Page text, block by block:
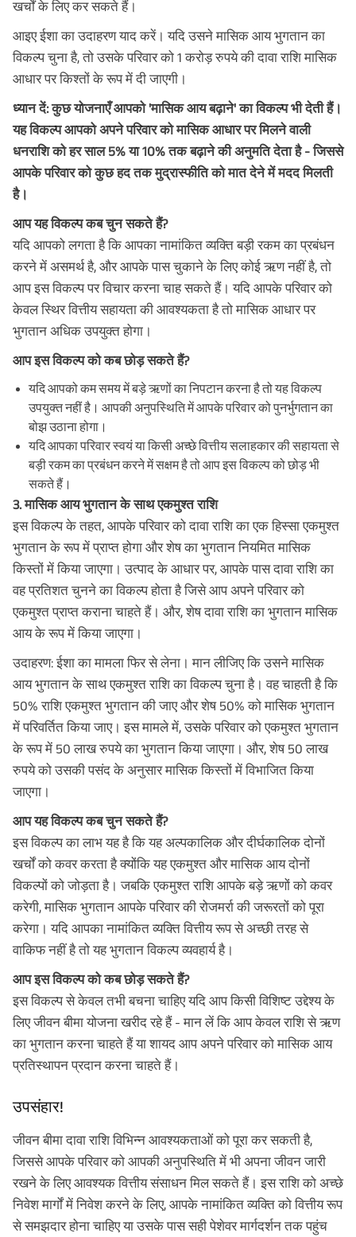
खर्चों के लिए कर सकते हैं।
आइए ईशा का उदाहरण याद करें। यदि उसने मासिक आय भुगतान का
विकल्प चुना है, तो उसके परिवार को 1 करोड़ रुपये की दावा राशि मासिक
आधार पर किश्तों के रूप में दी जाएगी।
ध्यान दें: कुछ योजनाएँ आपको 'मासिक आय बढ़ाने' का विकल्प भी देती हैं।
यह विकल्प आपको अपने परिवार को मासिक आधार पर मिलने वाली
धनराशि को हर साल 5% या 10% तक बढ़ाने की अनुमति देता है - जिससे
आपके परिवार को कुछ हद तक मुद्रास्फीति को मात देने में मदद मिलती
है।
आप यह विकल्प कब चुन सकते हैं?
यदि आपको लगता है कि आपका नामांकित व्यक्ति बड़ी रकम का प्रबंधन
करने में असमर्थ है, और आपके पास चुकाने के लिए कोई ऋण नहीं है, तो
आप इस विकल्प पर विचार करना चाह सकते हैं। यदि आपके परिवार को
केवल स्थिर वित्तीय सहायता की आवश्यकता है तो मासिक आधार पर
भुगतान अधिक उपयुक्त होगा।
आप इस विकल्प को कब छोड़ सकते हैं?
यदि आपको कम समय में बड़े ऋणों का निपटान करना है तो यह विकल्प
उपयुक्त नहीं है। आपकी अनुपस्थिति में आपके परिवार को पुनर्भुगतान का
बोझ उठाना होगा।
यदि आपका परिवार स्वयं या किसी अच्छे वित्तीय सलाहकार की सहायता से
बड़ी रकम का प्रबंधन करने में सक्षम है तो आप इस विकल्प को छोड़ भी
सकते हैं।
3. मासिक आय भुगतान के साथ एकमुश्त राशि
इस विकल्प के तहत, आपके परिवार को दावा राशि का एक हिस्सा एकमुश्त
भुगतान के रूप में प्राप्त होगा और शेष का भुगतान नियमित मासिक
किस्तों में किया जाएगा। उत्पाद के आधार पर, आपके पास दावा राशि का
वह प्रतिशत चुनने का विकल्प होता है जिसे आप अपने परिवार को
एकमुश्त प्राप्त कराना चाहते हैं। और, शेष दावा राशि का भुगतान मासिक
आय के रूप में किया जाएगा।
उदाहरण: ईशा का मामला फिर से लेना। मान लीजिए कि उसने मासिक
आय भुगतान के साथ एकमुश्त राशि का विकल्प चुना है। वह चाहती है कि
50% राशि एकमुश्त भुगतान की जाए और शेष 50% को मासिक भुगतान
में परिवर्तित किया जाए। इस मामले में, उसके परिवार को एकमुश्त भुगतान
के रूप में 50 लाख रुपये का भुगतान किया जाएगा। और, शेष 50 लाख
रुपये को उसकी पसंद के अनुसार मासिक किस्तों में विभाजित किया
जाएगा।
आप यह विकल्प कब चुन सकते हैं?
इस विकल्प का लाभ यह है कि यह अल्पकालिक और दीर्घकालिक दोनों
खर्चों को कवर करता है क्योंकि यह एकमुश्त और मासिक आय दोनों
विकल्पों को जोड़ता है। जबकि एकमुश्त राशि आपके बड़े ऋणों को कवर
करेगी, मासिक भुगतान आपके परिवार की रोजमर्रा की जरूरतों को पूरा
करेगा। यदि आपका नामांकित व्यक्ति वित्तीय रूप से अच्छी तरह से
वाकिफ नहीं है तो यह भुगतान विकल्प व्यवहार्य है।
आप इस विकल्प को कब छोड़ सकते हैं?
इस विकल्प से केवल तभी बचना चाहिए यदि आप किसी विशिष्ट उद्देश्य के
लिए जीवन बीमा योजना खरीद रहे हैं - मान लें कि आप केवल राशि से ऋण
का भुगतान करना चाहते हैं या शायद आप अपने परिवार को मासिक आय
प्रतिस्थापन प्रदान करना चाहते हैं।
उपसंहार!
जीवन बीमा दावा राशि विभिन्न आवश्यकताओं को पूरा कर सकती है,
जिससे आपके परिवार को आपकी अनुपस्थिति में भी अपना जीवन जारी
रखने के लिए आवश्यक वित्तीय संसाधन मिल सकते हैं। इस राशि को अच्छे
निवेश मार्गों में निवेश करने के लिए, आपके नामांकित व्यक्ति को वित्तीय रूप
से समझदार होना चाहिए या उसके पास सही पेशेवर मार्गदर्शन तक पहुंच